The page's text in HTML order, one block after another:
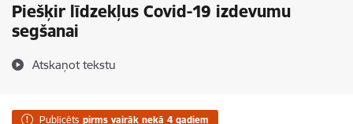
Piešķir līdzekļus Covid-19 izdevumu
segšanai
Atskaņot tekstu
Publicēts pirms vairāk nekā 4 gadiem